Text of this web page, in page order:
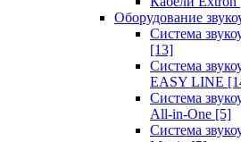
Оборудование
Система
[13]
Система
EASY LINE
Система
All-in-One [5]
Система